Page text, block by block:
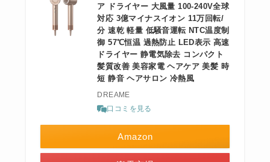
ア ドライヤー 大風量 100-240V全球
対応 3億マイナスイオン 11万回転/
分 速乾 軽量 低騒音運転 NTC温度制
御 57℃恒温 過熱防止 LED表示 高速
ドライヤー 静電気除去 コンパクト
髪質改善 美容家電 ヘアケア 美髪 時
短 静音 ヘアサロン 冷熱風
DREAME
口コミを見る
Amazon